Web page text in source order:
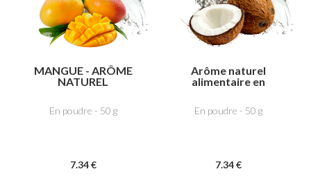
MANGUE - ARÔME
NATUREL
En poudre - 50 g
7.34 €
Arôme naturel
alimentaire en
En poudre - 50 g
7.34 €